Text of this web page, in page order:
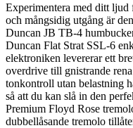
Experimentera med ditt
och mångsidig utgång är
Duncan JB TB-4
Duncan Flat Strat SSL-6
elektroniken levererar ett
overdrive till gnistrande
tonkontroll utan belastning
så att du kan slå in den
Premium Floyd Rose
dubbellåsande tremolo